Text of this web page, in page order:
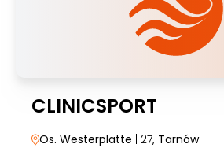
CLINICSPORT
Os. Westerplatte | 27, Tarnów